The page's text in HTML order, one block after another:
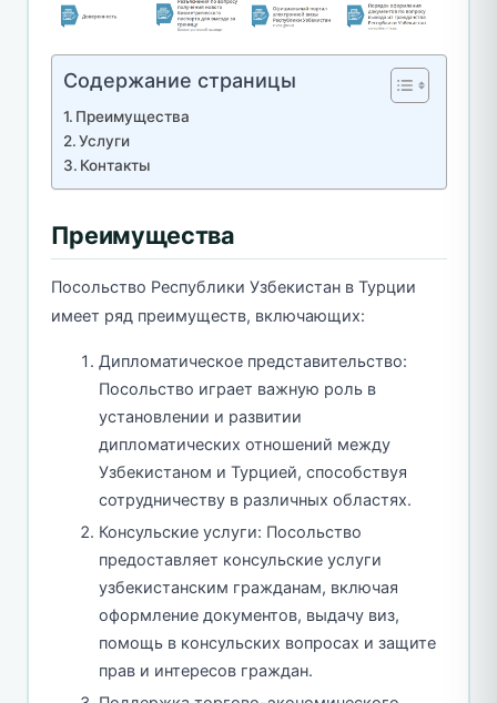
Содержание страницы
Преимущества
Услуги
Контакты
Преимущества
Посольство Республики Узбекистан в Турции
имеет ряд преимуществ, включающих:
Дипломатическое представительство:
Посольство играет важную роль в
установлении и развитии
дипломатических отношений между
Узбекистаном и Турцией, способствуя
сотрудничеству в различных областях.
Консульские услуги: Посольство
предоставляет консульские услуги
узбекистанским гражданам, включая
оформление документов, выдачу виз,
помощь в консульских вопросах и защите
прав и интересов граждан.